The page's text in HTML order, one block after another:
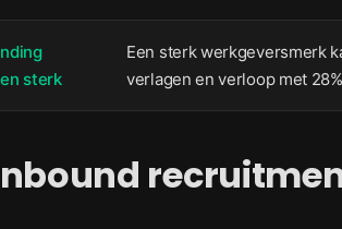
sterk
Een sterk werkgeversmerk
verlagen en verloop met